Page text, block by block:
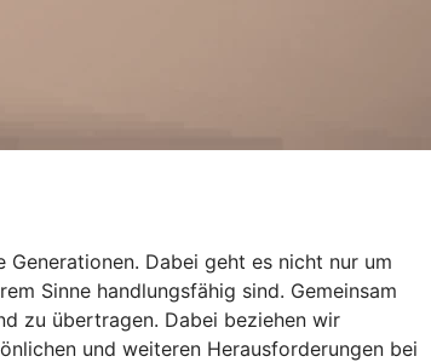
Dabei geht es nicht nur um
Sinne handlungsfähig sind. Gemeinsam
zu übertragen. Dabei beziehen wir
und weiteren Herausforderungen bei